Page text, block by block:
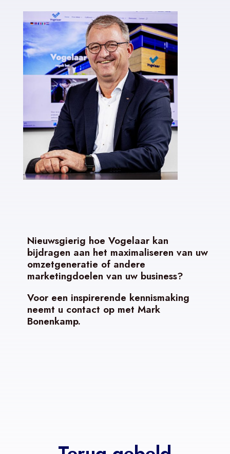
Nieuwsgierig hoe Vogelaar kan
bijdragen aan het maximaliseren van uw
omzetgeneratie of andere
marketingdoelen van uw business?
Voor een inspirerende kennismaking
neemt u contact op met Mark
Bonenkamp.